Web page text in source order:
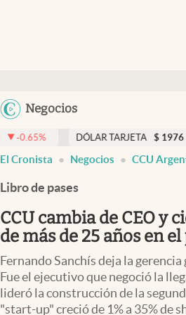
Negocios
Members
Economía y Política
Finanzas y Mercados
Mercados Online
Negocios
Columnistas
Apertura
DÓLAR TARJETA $ 1976 0.00%
El Cronista Negocios CCU
Libro de pases
CCU cambia de CEO y
de más de 25 años en el
Fernando Sanchís deja la
Fue el ejecutivo que negoció la
lideró la construcción de la
"start-up" creció de 1% a 35% de